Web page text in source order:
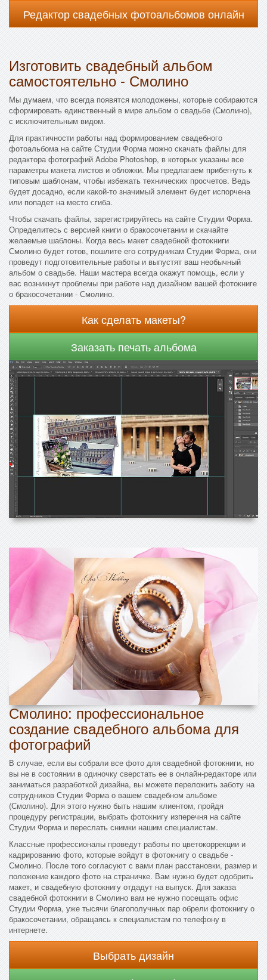
Редактор свадебных фотоальбомов онлайн
Изготовить свадебный альбом
самостоятельно - Смолино
Мы думаем, что всегда появятся молодожены, которые собираются
сформировать единственный в мире альбом о свадьбе (Смолино),
с исключительным видом.
Для практичности работы над формированием свадебного
фотоальбома на сайте Студии Форма можно скачать файлы для
редактора фотографий Adobe Photoshop, в которых указаны все
параметры макета листов и обложки. Мы предлагаем прибегнуть к
типовым шаблонам, чтобы избежать технических просчетов. Ведь
будет досадно, если какой-то значимый элемент будет испорчена
или попадет на место сгиба.
Чтобы скачать файлы, зарегистрируйтесь на сайте Студии Форма.
Определитесь с версией книги о бракосочетании и скачайте
желаемые шаблоны. Когда весь макет свадебной фотокниги
Смолино будет готов, пошлите его сотрудникам Студии Форма, они
проведут подготовительные работы и выпустят ваш необычный
альбом о свадьбе. Наши мастера всегда окажут помощь, если у
вас возникнут проблемы при работе над дизайном вашей фотокниге
о бракосочетании - Смолино.
Как сделать макеты?
Заказать печать альбома
Смолино: профессиональное
создание свадебного альбома для
фотографий
В случае, если вы собрали все фото для свадебной фотокниги, но
вы не в состоянии в одиночку сверстать ее в онлайн-редакторе или
заниматься разработкой дизайна, вы можете переложить заботу на
сотрудников Студии Форма о вашем свадебном альбоме
(Смолино). Для этого нужно быть нашим клиентом, пройдя
процедуру регистрации, выбрать фотокнигу изперечня на сайте
Студии Форма и переслать снимки нашим специалистам.
Классные профессионалы проведут работы по цветокоррекции и
кадрированию фото, которые войдут в фотокнигу о свадьбе -
Смолино. После того согласуют с вами план расстановки, размер и
положение каждого фото на страничке. Вам нужно будет одобрить
макет, и свадебную фотокнигу отдадут на выпуск. Для заказа
свадебной фотокниги в Смолино вам не нужно посещать офис
Студии Форма, уже тысячи благополучных пар обрели фотокнигу о
бракосочетании, обращаясь к специалистам по телефону в
интернете.
Выбрать дизайн